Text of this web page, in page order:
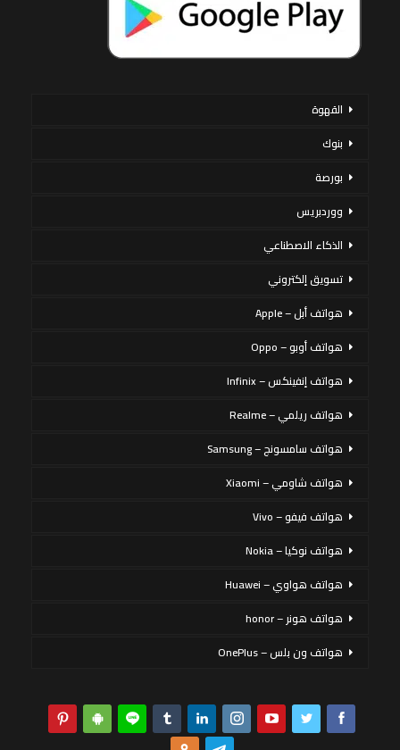
القهوة
بنوك
بورصة
ووردبريس
الذكاء الاصطناعي
تسويق إلكتروني
هواتف أبل – Apple
هواتف أوبو – Oppo
هواتف إنفينكس – Infinix
هواتف ريلمي – Realme
هواتف سامسونج – Samsung
هواتف شاومي – Xiaomi
هواتف فيفو – Vivo
هواتف نوكيا – Nokia
هواتف هواوي – Huawei
هواتف هونر – honor
هواتف ون بلس – OnePlus